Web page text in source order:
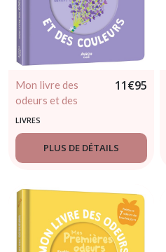
Mon livre des
odeurs et des
couleurs - Le jardin
11€95
LIVRES
PLUS DE DÉTAILS